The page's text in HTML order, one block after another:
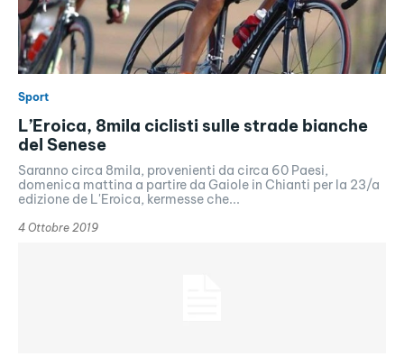
Sport
L’Eroica, 8mila ciclisti sulle strade bianche
del Senese
Saranno circa 8mila, provenienti da circa 60 Paesi,
domenica mattina a partire da Gaiole in Chianti per la 23/a
edizione de L'Eroica, kermesse che...
4 Ottobre 2019